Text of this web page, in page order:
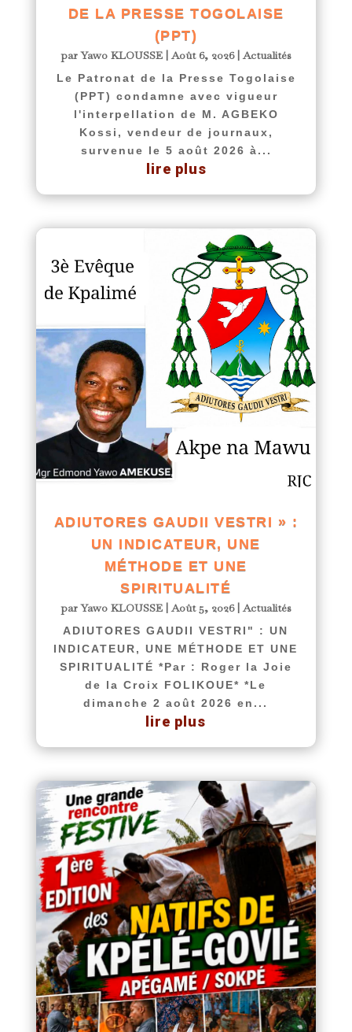
DE LA PRESSE TOGOLAISE
(PPT)
parYawo KLOUSSE| Août 6, 2026| Actualités
Le Patronat de la Presse Togolaise
(PPT) condamne avec vigueur
l'interpellation de M. AGBEKO
Kossi, vendeur de journaux,
survenue le 5 août 2026 à...
lire plus
ADIUTORES GAUDII VESTRI » :
UN INDICATEUR, UNE
MÉTHODE ET UNE
SPIRITUALITÉ
parYawo KLOUSSE|Août 5, 2026|Actualités
ADIUTORES GAUDII VESTRI" : UN
INDICATEUR, UNE MÉTHODE ET UNE
SPIRITUALITÉ *Par : Roger la Joie
de la Croix FOLIKOUE* *Le
dimanche 2 août 2026 en...
lire plus